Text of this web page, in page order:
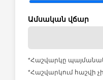
Ամսական վճար
*Հաշվարկը
*Հաշվարկում հաշվի